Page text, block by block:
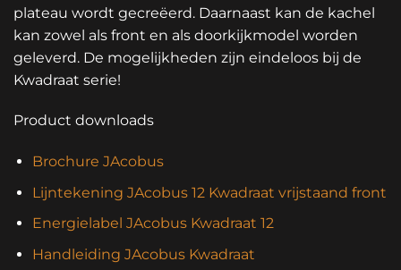
plateau wordt gecreëerd. Daarnaast kan de kachel
kan zowel als front en als doorkijkmodel worden
geleverd. De mogelijkheden zijn eindeloos bij de
Kwadraat serie!
Product downloads
Brochure JAcobus
Lijntekening JAcobus 12 Kwadraat vrijstaand front
Energielabel JAcobus Kwadraat 12
Handleiding JAcobus Kwadraat